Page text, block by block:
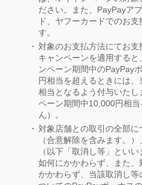
ださい。また、PayPayア
ド、ヤフーカードでのお
す。
対象のお支払方法にてお
キャンペーンを適用する
ンペーン期間中のPayPay
円相当を超えるときには
相当となるよう付与いた
ペーン期間中10,000円相
ん）。
対象店舗との取引の全部
（合意解除を含みます。
（以下「取消し等」とい
如何にかかわらず、また
かかわらず、当該取消し